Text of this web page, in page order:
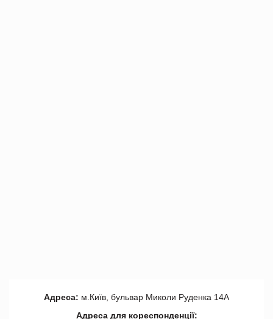
Адреса: м.Київ, бульвар Миколи Руденка 14А
Адреса для кореспонденції: